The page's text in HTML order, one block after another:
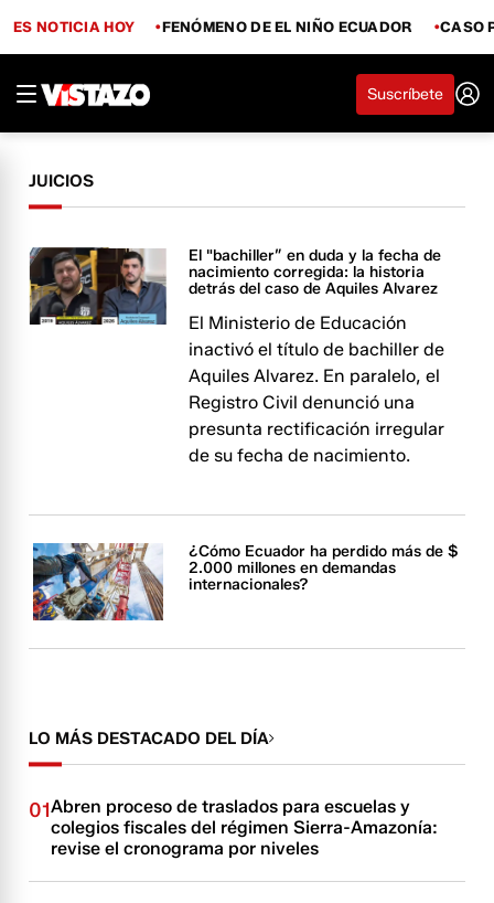
ES NOTICIA HOY FENÓMENO DE EL NIÑO ECUADOR CASO
Suscríbete
JUICIOS
El "bachiller” en duda y la fecha de
nacimiento corregida: la historia
detrás del caso de Aquiles Alvarez
El Ministerio de Educación
inactivó el título de bachiller de
Aquiles Alvarez. En paralelo, el
Registro Civil denunció una
presunta rectificación irregular
de su fecha de nacimiento.
¿Cómo Ecuador ha perdido más de $
2.000 millones en demandas
internacionales?
LO MÁS DESTACADO DEL DÍA
01Abren proceso de traslados para escuelas y
colegios fiscales del régimen Sierra-Amazonía:
revise el cronograma por niveles